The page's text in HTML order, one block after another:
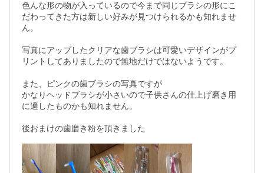
色んな形の物が入っているので今まで同じブラシの形にこ
だわってきた方は新しい好みが見つけられるかも知れませ
ん。
写真にアップしたクリアな歯ブラシは可愛いデザインがプ
リントしてありましたので無地だけではないようです。
また、ピンクの歯ブラシの写真ですが
かなりヘッドブラシが小さいので子供さんの仕上げ磨き用
に適したものかも知れません。
後おまけの歯磨き粉を頂きました